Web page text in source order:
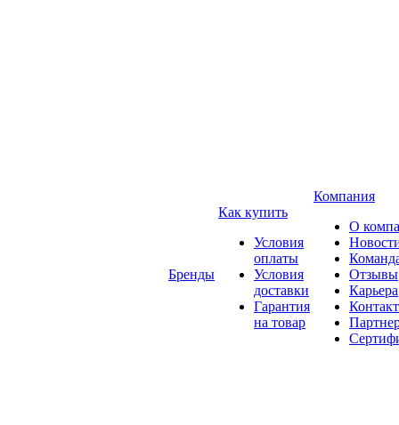
Бренды
Как купить
Условия
оплаты
Условия
доставки
Гарантия
на товар
Компания
О
Отзывы
Карьера